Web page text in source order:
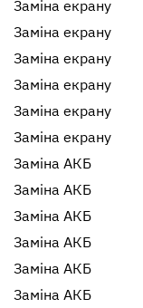
Заміна екрану
Заміна екрану
Заміна екрану
Заміна екрану
Заміна екрану
Заміна екрану
Заміна АКБ
Заміна АКБ
Заміна АКБ
Заміна АКБ
Заміна АКБ
Заміна АКБ